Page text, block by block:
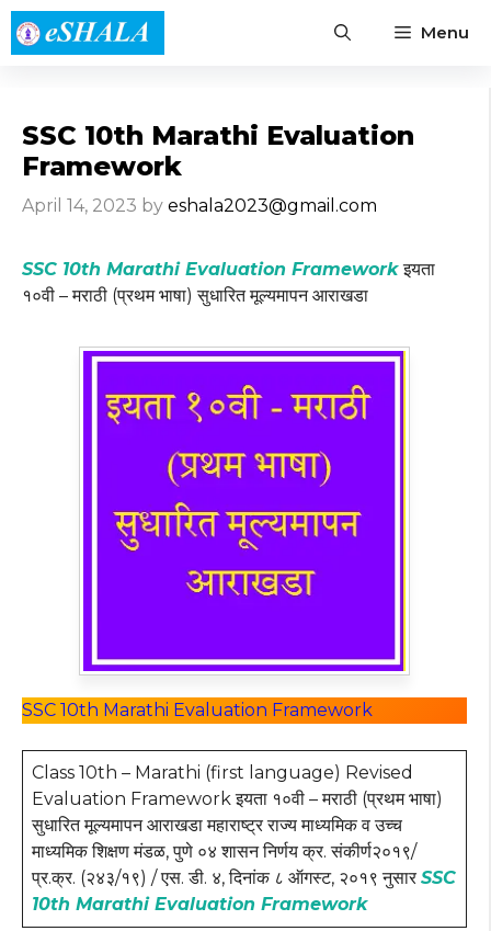
Skip
to
Menu
SSC 10th Marathi Evaluation
Framework
April 14, 2023 by eshala2023@gmail.com
SSC 10th Marathi Evaluation Frameworkइयता
१०वी – मराठी (प्रथम भाषा) सुधारित मूल्यमापन आराखडा
SSC 10th Marathi Evaluation Framework
Class 10th – Marathi (first language) Revised
Evaluation Framework इयता १०वी – मराठी (प्रथम भाषा)
सुधारित मूल्यमापन आराखडा महाराष्ट्र राज्य माध्यमिक व उच्च
माध्यमिक शिक्षण मंडळ, पुणे ०४ शासन निर्णय क्र. संकीर्ण२०१९/
प्र.क्र. (२४३/१९) / एस. डी. ४, दिनांक ८ ऑगस्ट, २०१९ नुसार SSC
10th Marathi Evaluation Framework